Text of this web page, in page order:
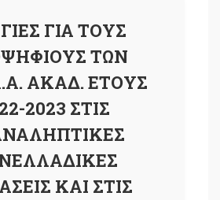
ΓΙΑ ΤΟΥΣ
ΤΩΝ
ΑΚΑΔ. ΕΤΟΥΣ
2023 ΣΤΙΣ
ΚΑΙ ΣΤΙΣ